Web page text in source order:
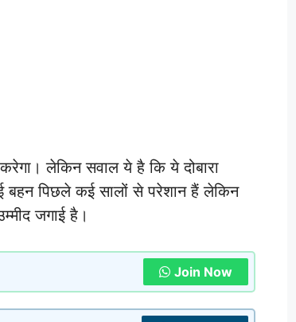
लेकिन सवाल ये है कि ये दोबारा
बहन पिछले कई सालों से परेशान हैं लेकिन
जगाई है।
Join Now